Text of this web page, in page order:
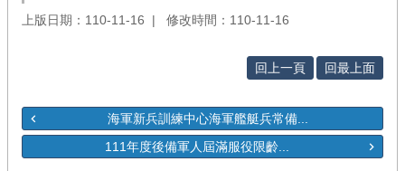
上版日期：110-11-16 修改時間：110-11-16
回上一頁 回最上面
海軍新兵訓練中心海軍艦艇兵常備...
111年度後備軍人屆滿服役限齡...